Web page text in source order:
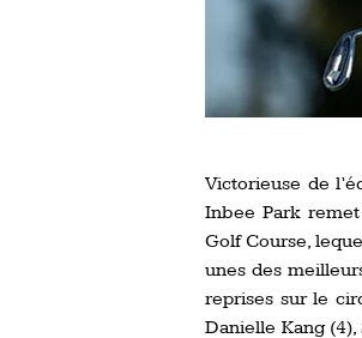
Victorieuse de
Inbee Park
Golf Course,
unes des
reprises sur le
Danielle Kang